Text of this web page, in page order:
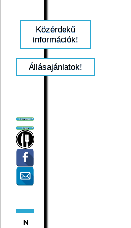
Közérdekű
információk!
Állásajánlatok!
N